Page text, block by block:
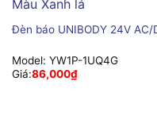
Đèn báo UNIBODY 24V AC/
Model: YW1P-1UQ4G
Giá:86,000₫